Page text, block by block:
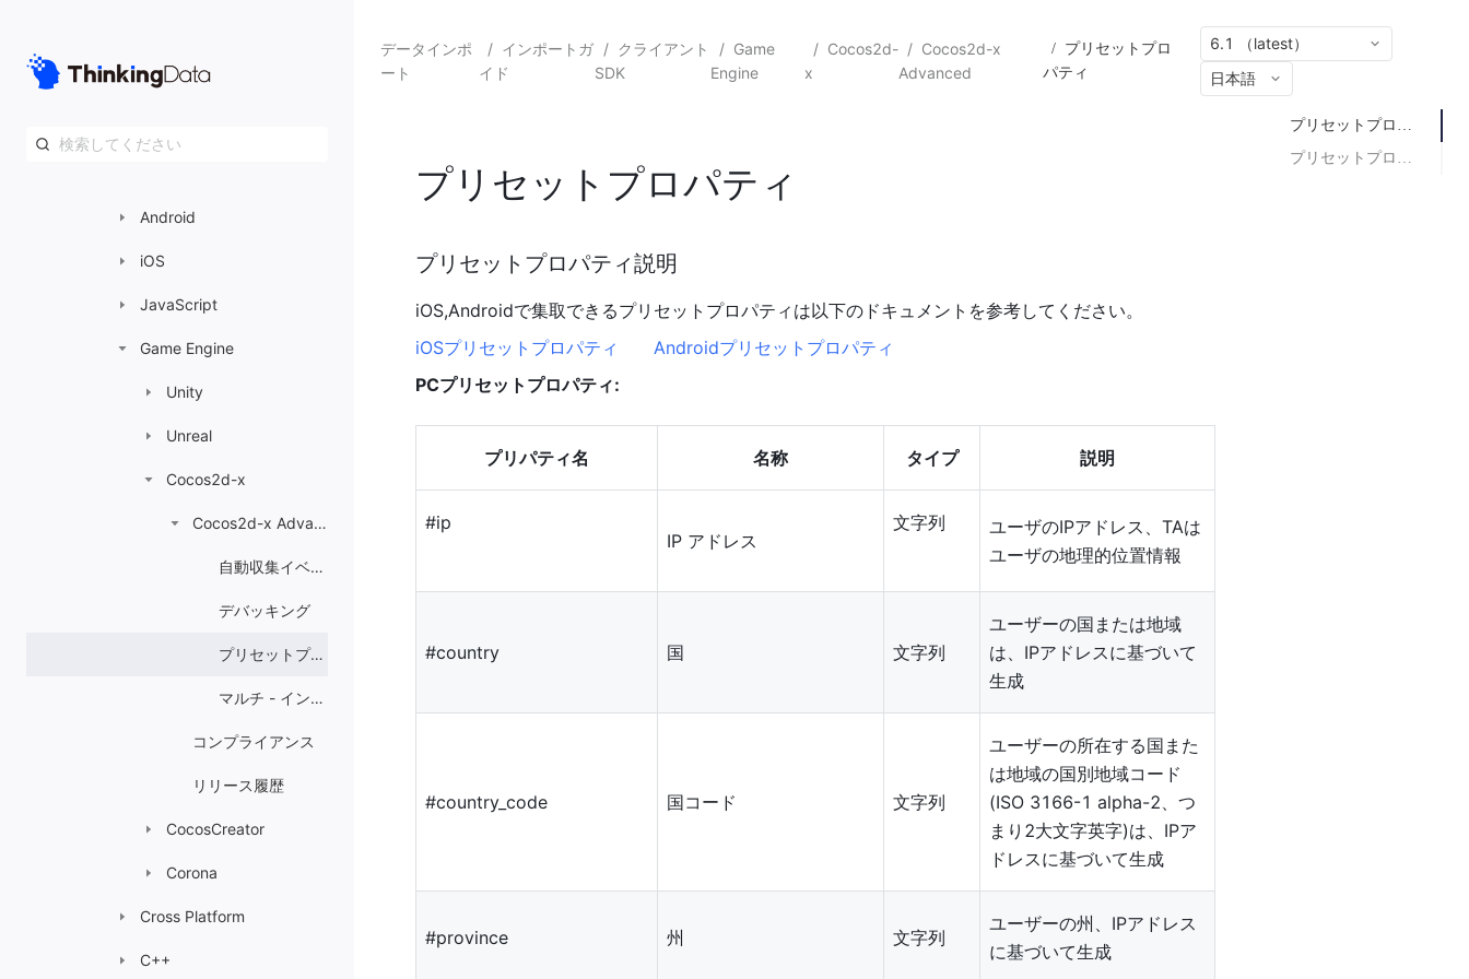
データ送信の準備
Android
iOS
JavaScript
Game Engine
Unity
Unreal
Cocos2d-x
Cocos2d-x Advanced
自動収集イベントガイド
デバッキング
プリセットプロパティ
マルチ - インスタンス
コンプライアンス
リリース履歴
CocosCreator
Corona
Cross Platform
C++
データインポ
ート
/ インポートガ
イド
/ クライアント
SDK
/ Game
Engine
/ Cocos2d-
x
/ Cocos2d-x
Advanced
/ プリセットプロ
パティ
6.1 （latest）
日本語
プリセットプロパティ説明
プリセットプロパティを取得
プリセットプロパティ
プリセットプロパティ説明
iOS,Androidで集取できるプリセットプロパティは以下のドキュメントを参考してください。
iOSプリセットプロパティ
Androidプリセットプロパティ
PCプリセットプロパティ:
プリパティ名 名称 タイプ 説明
#ip
IP アドレス
文字列 ユーザのIPアドレス、 TAは
ユーザの地理的位置情報
#country 国 文字列
ユーザーの国または地域
は、 IPアドレスに基づいて
生成
#country_code 国コード 文字列
ユーザーの所在する国また
は地域の国別地域コード
(ISO 3166-1 alpha-2、つ
まり2大文字英字)は、 IPア
ドレスに基づいて生成
#province 州 文字列
ユーザーの州、 IPアドレス
に基づいて生成